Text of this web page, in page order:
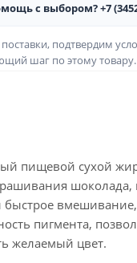
с выбором? +7
подтвердим
шаг по этому товару.
пищевой сухой
шоколада,
быстрое
пигмента,
желаемый цвет.